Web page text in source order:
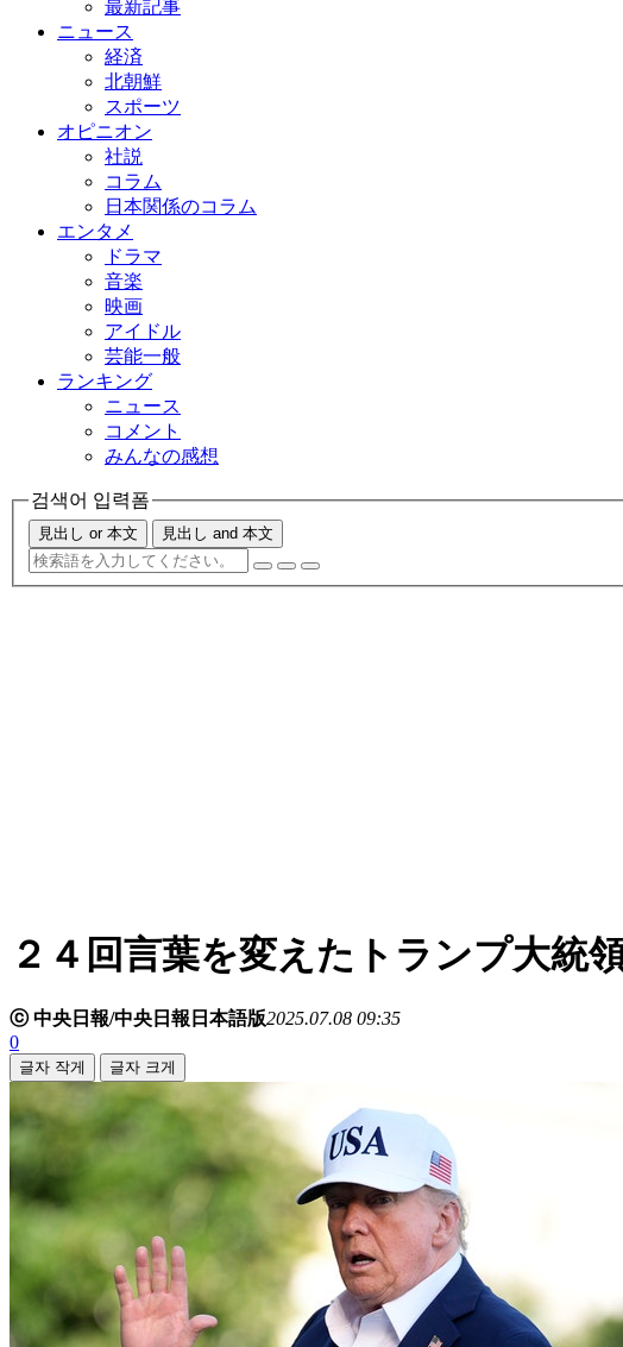
最新記事
ニュース
経済
北朝鮮
スポーツ
オピニオン
社説
コラム
日本関係のコラム
エンタメ
ドラマ
音楽
映画
アイドル
芸能一般
ランキング
ニュース
コメント
みんなの感想
검색어 입력폼
見出し or 本文 見出し and 本文
２４回言葉を変えたトランプ大統
ⓒ 中央日報/中央日報日本語版2025.07.08 09:35
0
글자 작게 글자 크게